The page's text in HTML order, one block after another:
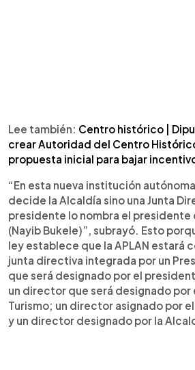
Lee también: Centro histórico |
crear Autoridad del Centro
propuesta inicial para bajar
“En esta nueva institución
decide la Alcaldía sino una Junta
presidente lo nombra el presidente
(Nayib Bukele)”, subrayó. Esto
ley establece que la APLAN estará
junta directiva integrada por un
que será designado por el
un director que será designado por
Turismo; un director asignado por
y un director designado por la